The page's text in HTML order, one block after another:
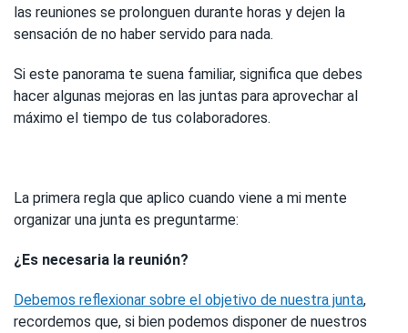
las reuniones se prolonguen durante horas y dejen la
sensación de no haber servido para nada.
Si este panorama te suena familiar, significa que debes
hacer algunas mejoras en las juntas para aprovechar al
máximo el tiempo de tus colaboradores.
La primera regla que aplico cuando viene a mi mente
organizar una junta es preguntarme:
¿Es necesaria la reunión?
Debemos reflexionar sobre el objetivo de nuestra junta,
recordemos que, si bien podemos disponer de nuestros